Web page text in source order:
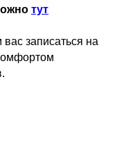
тут
записаться на